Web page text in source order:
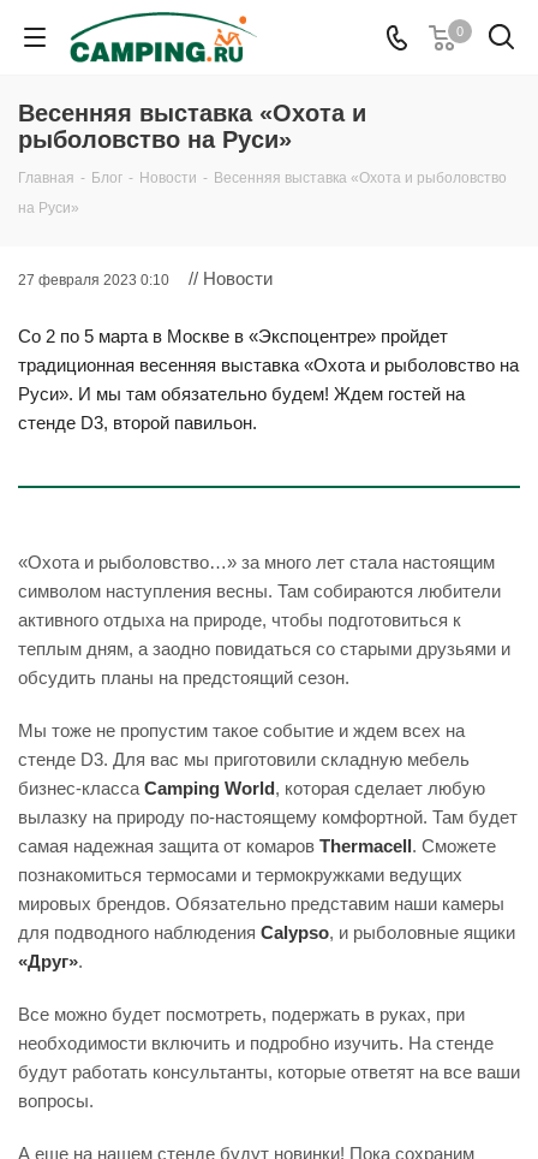
0
Весенняя выставка «Охота и
рыболовство на Руси»
Главная - Блог - Новости - Весенняя выставка «Охота и рыболовство
на Руси»
27 февраля 2023 0:10 // Новости
Со 2 по 5 марта в Москве в «Экспоцентре» пройдет
традиционная весенняя выставка «Охота и рыболовство на
Руси». И мы там обязательно будем! Ждем гостей на
стенде D3, второй павильон.
«Охота и рыболовство…» за много лет стала настоящим
символом наступления весны. Там собираются любители
активного отдыха на природе, чтобы подготовиться к
теплым дням, а заодно повидаться со старыми друзьями и
обсудить планы на предстоящий сезон.
Мы тоже не пропустим такое событие и ждем всех на
стенде D3. Для вас мы приготовили складную мебель
бизнес-класса Camping World, которая сделает любую
вылазку на природу по-настоящему комфортной. Там будет
самая надежная защита от комаров Thermacell. Сможете
познакомиться термосами и термокружками ведущих
мировых брендов. Обязательно представим наши камеры
для подводного наблюдения Calypso, и рыболовные ящики
«Друг».
Все можно будет посмотреть, подержать в руках, при
необходимости включить и подробно изучить. На стенде
будут работать консультанты, которые ответят на все ваши
вопросы.
А еще на нашем стенде будут новинки! Пока сохраним